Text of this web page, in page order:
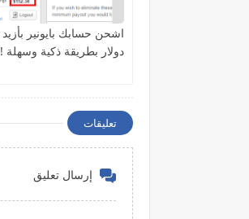
دولار بطريقة ذكية وسهلة !
تعليقات
إرسال تعليق